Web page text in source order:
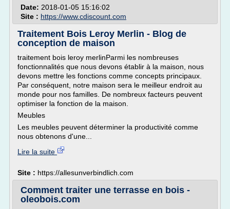
Date: 2018-01-05 15:16:02
Site : https://www.cdiscount.com
Traitement Bois Leroy Merlin - Blog de
conception de maison
traitement bois leroy merlinParmi les nombreuses
fonctionnalités que nous devons établir à la maison, nous
devons mettre les fonctions comme concepts principaux.
Par conséquent, notre maison sera le meilleur endroit au
monde pour nos familles. De nombreux facteurs peuvent
optimiser la fonction de la maison.
Meubles
Les meubles peuvent déterminer la productivité comme
nous obtenons d'une...
Lire la suite
Site : https://allesunverbindlich.com
Comment traiter une terrasse en bois -
oleobois.com